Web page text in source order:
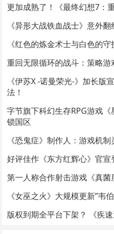
更加成熟了！《最终幻想7：
《异形大战铁血战士》意外
《红色的炼金术士与白色的
重回无限循环的战斗：策略
《伊苏X -诺曼荣光-》加长版
法！
字节旗下科幻生存RPG游戏
锁国区
《恐鬼症》制作人：游戏机
好评佳作《东方红辉心》官
第一人称合作射击游戏《真
《女巫之火》大规模更新”韦
版权到期全平台下架？ 《疾